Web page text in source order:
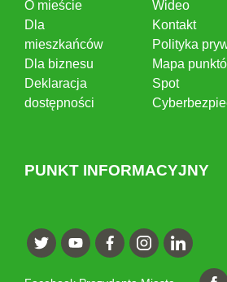
O mieście
Dla
mieszkańców
Dla biznesu
Deklaracja
dostępności
Wideo
Kontakt
Polityka
Mapa
Spot
PUNKT INFORMACYJNY